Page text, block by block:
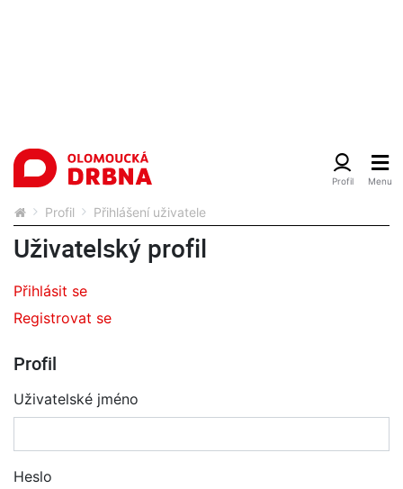
Profil Přihlášení uživatele
Uživatelský profil
Přihlásit se
Registrovat se
Profil
Uživatelské jméno
Heslo